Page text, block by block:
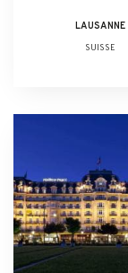
LAUSANNE
SUISSE